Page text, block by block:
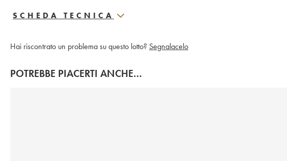
SCHEDA TECNICA
Hai riscontrato un problema su questo lotto? Segnalacelo
POTREBBE PIACERTI ANCHE…